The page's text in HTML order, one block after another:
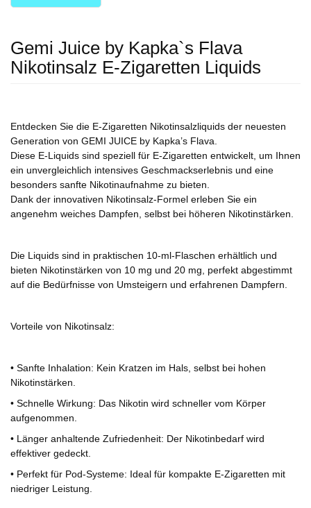
Gemi Juice by Kapka`s Flava
Nikotinsalz E-Zigaretten Liquids
Entdecken Sie die E-Zigaretten Nikotinsalzliquids der neuesten
Generation von GEMI JUICE by Kapka’s Flava.
Diese E-Liquids sind speziell für E-Zigaretten entwickelt, um Ihnen
ein unvergleichlich intensives Geschmackserlebnis und eine
besonders sanfte Nikotinaufnahme zu bieten.
Dank der innovativen Nikotinsalz-Formel erleben Sie ein
angenehm weiches Dampfen, selbst bei höheren Nikotinstärken.
Die Liquids sind in praktischen 10-ml-Flaschen erhältlich und
bieten Nikotinstärken von 10 mg und 20 mg, perfekt abgestimmt
auf die Bedürfnisse von Umsteigern und erfahrenen Dampfern.
Vorteile von Nikotinsalz:
• Sanfte Inhalation: Kein Kratzen im Hals, selbst bei hohen
Nikotinstärken.
• Schnelle Wirkung: Das Nikotin wird schneller vom Körper
aufgenommen.
• Länger anhaltende Zufriedenheit: Der Nikotinbedarf wird
effektiver gedeckt.
• Perfekt für Pod-Systeme: Ideal für kompakte E-Zigaretten mit
niedriger Leistung.